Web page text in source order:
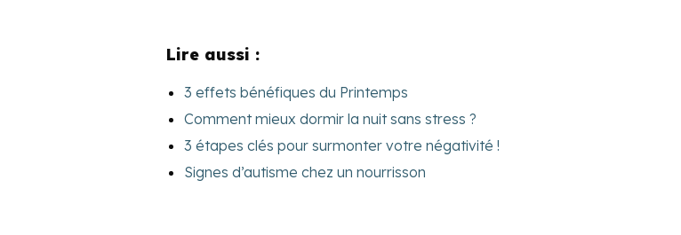
Lire aussi :
3 effets bénéfiques du Printemps
Comment mieux dormir la nuit sans stress ?
3 étapes clés pour surmonter votre négativité !
Signes d’autisme chez un nourrisson